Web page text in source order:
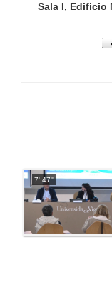
Sala I, Edificio
7' 47''